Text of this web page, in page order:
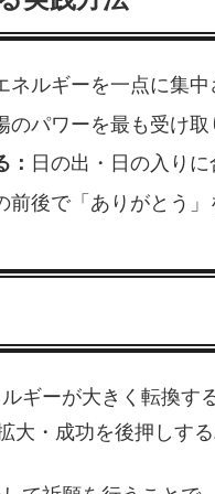
ネルギーを一点に集中
のパワーを最も受け取
： 日の出・日の入りに
前後で「ありがとう」
ギーが大きく転換す
大・成功を後押しす